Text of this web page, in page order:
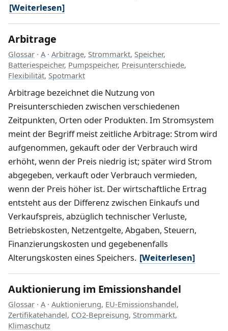
[Weiterlesen]
Arbitrage
Glossar · A · Arbitrage, Strommarkt, Speicher,
Batteriespeicher, Pumpspeicher, Preisunterschiede,
Flexibilität, Spotmarkt
Arbitrage bezeichnet die Nutzung von
Preisunterschieden zwischen verschiedenen
Zeitpunkten, Orten oder Produkten. Im Stromsystem
meint der Begriff meist zeitliche Arbitrage: Strom wird
aufgenommen, gekauft oder der Verbrauch wird
erhöht, wenn der Preis niedrig ist; später wird Strom
abgegeben, verkauft oder Verbrauch vermieden,
wenn der Preis höher ist. Der wirtschaftliche Ertrag
entsteht aus der Differenz zwischen Einkaufs und
Verkaufspreis, abzüglich technischer Verluste,
Betriebskosten, Netzentgelte, Abgaben, Steuern,
Finanzierungskosten und gegebenenfalls
Alterungskosten eines Speichers. [Weiterlesen]
Auktionierung im Emissionshandel
Glossar · A · Auktionierung, EU-Emissionshandel,
Zertifikatehandel, CO2-Bepreisung, Strommarkt,
Klimaschutz